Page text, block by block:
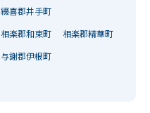
綴喜郡井手町
相楽郡和束町 相楽郡精華町
与謝郡伊根町